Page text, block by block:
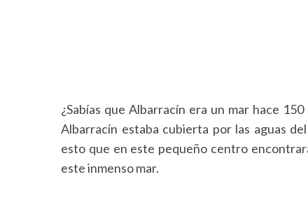
¿Sabías que Albarracín era un mar hace
Albarracín estaba cubierta por las aguas
esto que en este pequeño centro
este inmenso mar.